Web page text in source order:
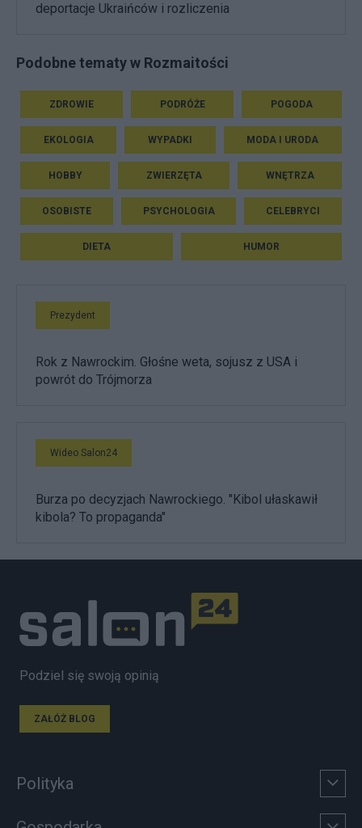
deportacje Ukraińców i rozliczenia
Podobne tematy w Rozmaitości
ZDROWIE PODRÓŻE POGODA
EKOLOGIA WYPADKI MODA I URODA
HOBBY ZWIERZĘTA WNĘTRZA
OSOBISTE PSYCHOLOGIA CELEBRYCI
DIETA HUMOR
Prezydent
Rok z Nawrockim. Głośne weta, sojusz z USA i
powrót do Trójmorza
Wideo Salon24
Burza po decyzjach Nawrockiego. "Kibol ułaskawił
kibola? To propaganda"
Podziel się swoją opinią
ZAŁÓŻ BLOG
Polityka